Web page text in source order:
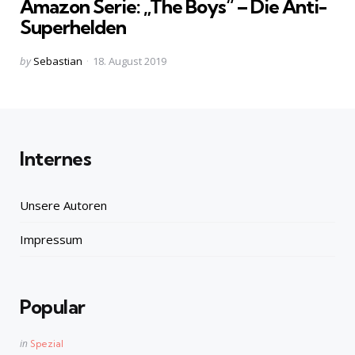
Amazon Serie: „The Boys“ – Die Anti-
Superhelden
Posted
by Sebastian 18. August 2019
Internes
Unsere Autoren
Impressum
Popular
Posted
in Spezial